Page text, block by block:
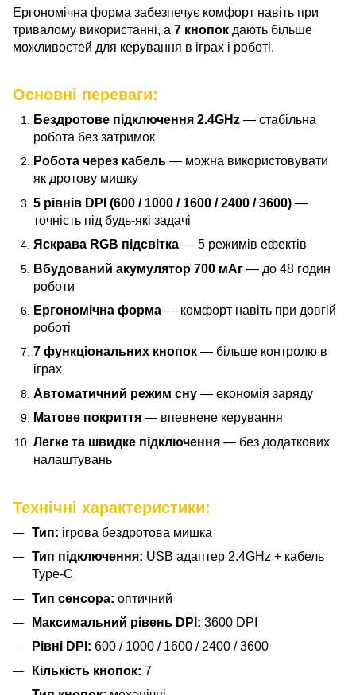
Ергономічна форма забезпечує комфорт навіть при
тривалому використанні, а 7 кнопок дають більше
можливостей для керування в іграх і роботі.
Основні переваги:
Бездротове підключення 2.4GHz — стабільна
робота без затримок
Робота через кабель — можна використовувати
як дротову мишку
5 рівнів DPI (600 / 1000 / 1600 / 2400 / 3600) —
точність під будь-які задачі
Яскрава RGB підсвітка — 5 режимів ефектів
Вбудований акумулятор 700 мАг — до 48 годин
роботи
Ергономічна форма — комфорт навіть при довгій
роботі
7 функціональних кнопок — більше контролю в
іграх
Автоматичний режим сну — економія заряду
Матове покриття — впевнене керування
Легке та швидке підключення — без додаткових
налаштувань
Технічні характеристики:
Тип: ігрова бездротова мишка
Тип підключення: USB адаптер 2.4GHz + кабель
Type-C
Тип сенсора: оптичний
Максимальний рівень DPI: 3600 DPI
Рівні DPI: 600 / 1000 / 1600 / 2400 / 3600
Кількість кнопок: 7